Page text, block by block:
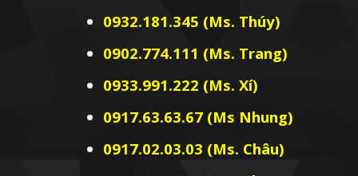
công trình nhờ màu sắc, mẫu mã đa
dạng.
Bề mặt trơn láng với lớp sơn phủ cao
rêu làm xấu mái tôn.
Quá trình thi công đơn giản, không đòi
0932.181.345 (Ms. Thúy)
0902.774.111 (Ms. Trang)
0933.991.222 (Ms. Xí)
0917.63.63.67 (Ms Nhung)
0917.02.03.03 (Ms. Châu)